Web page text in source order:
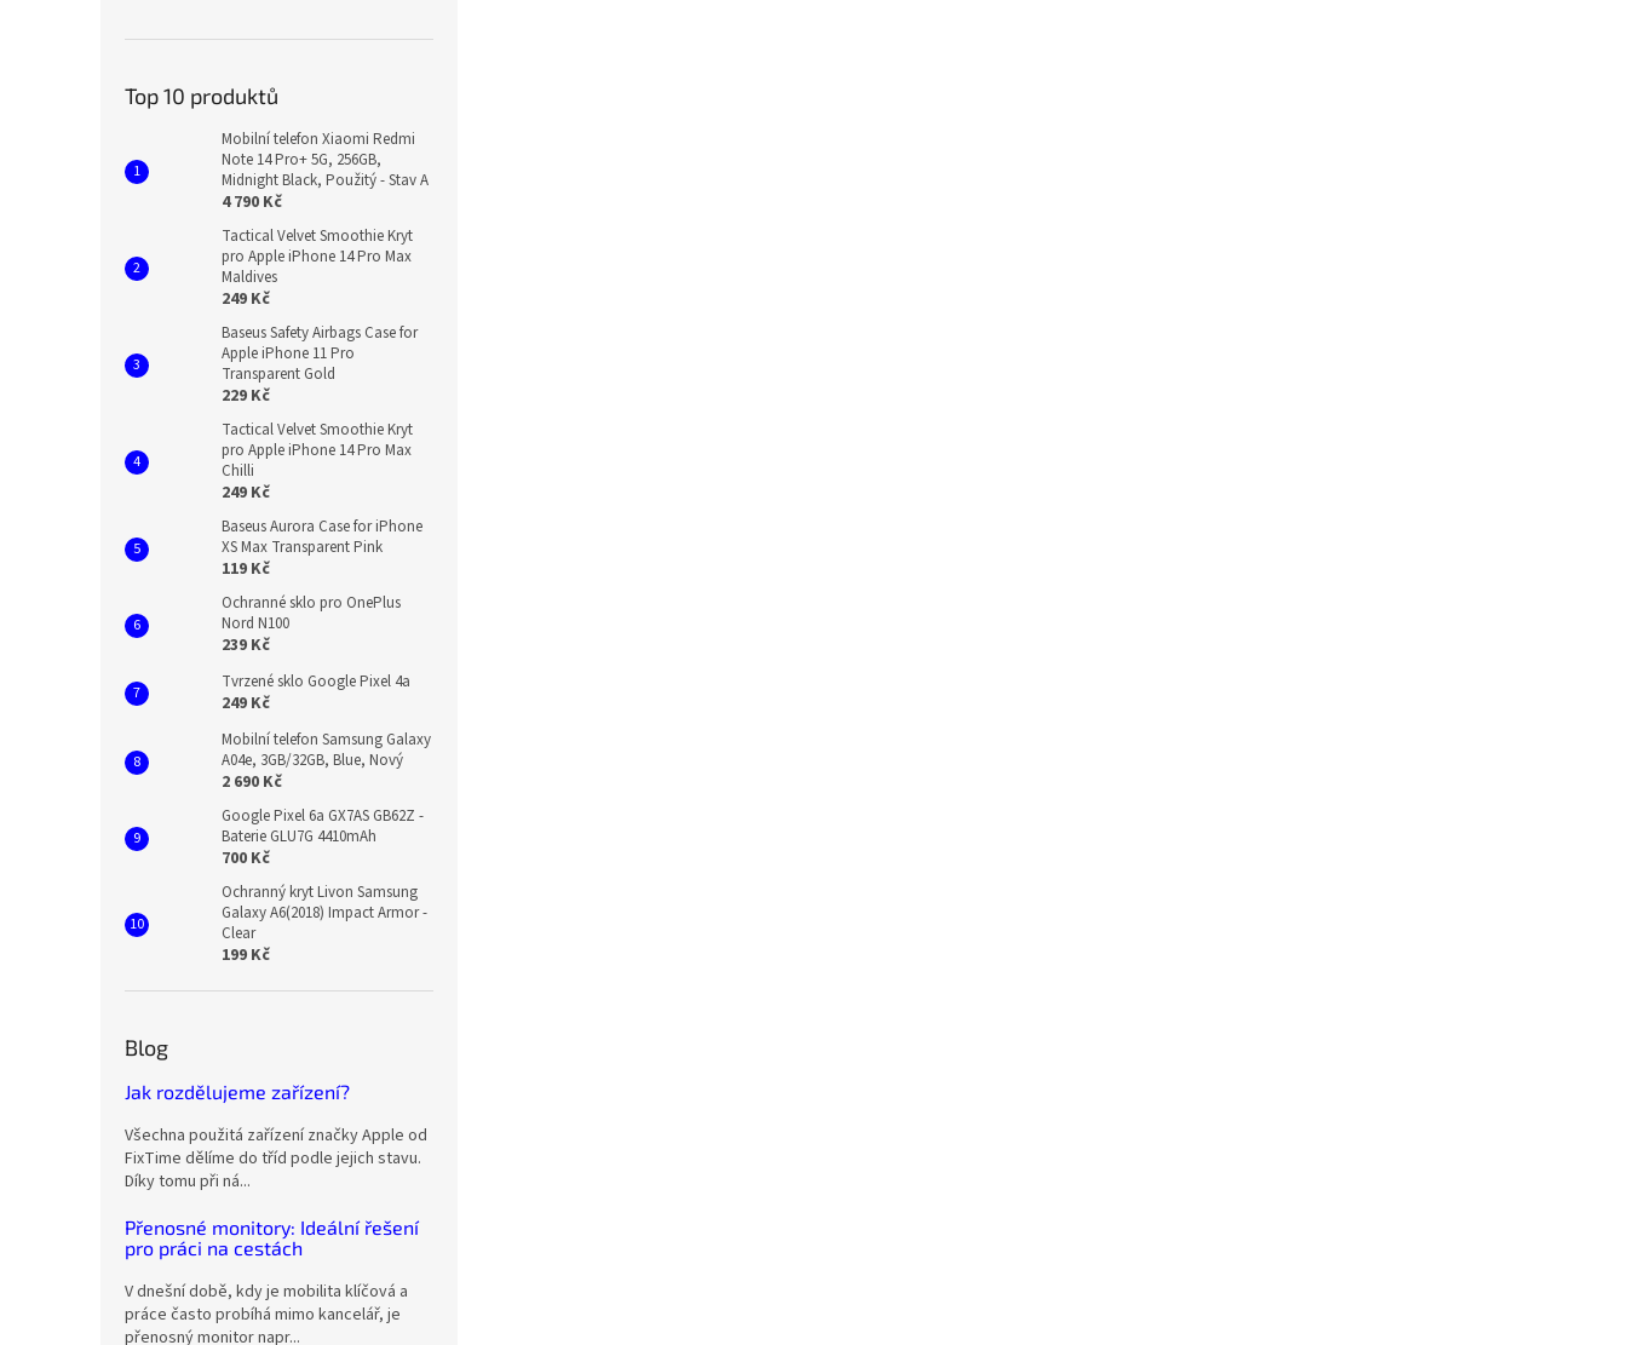
Top 10 produktů
Mobilní telefon Xiaomi Redmi
Note 14 Pro+ 5G, 256GB,
Midnight Black, Použitý - Stav A
4 790 Kč
Tactical Velvet Smoothie Kryt
pro Apple iPhone 14 Pro Max
Maldives
249 Kč
Baseus Safety Airbags Case for
Apple iPhone 11 Pro
Transparent Gold
229 Kč
Tactical Velvet Smoothie Kryt
pro Apple iPhone 14 Pro Max
Chilli
249 Kč
Baseus Aurora Case for iPhone
XS Max Transparent Pink
119 Kč
Ochranné sklo pro OnePlus
Nord N100
239 Kč
Tvrzené sklo Google Pixel 4a
249 Kč
Mobilní telefon Samsung Galaxy
A04e, 3GB/32GB, Blue, Nový
2 690 Kč
Google Pixel 6a GX7AS GB62Z -
Baterie GLU7G 4410mAh
700 Kč
Ochranný kryt Livon Samsung
Galaxy A6(2018) Impact Armor -
Clear
199 Kč
Blog
Jak rozdělujeme zařízení?
Všechna použitá zařízení značky Apple od
FixTime dělíme do tříd podle jejich stavu.
Díky tomu při ná...
Přenosné monitory: Ideální řešení
pro práci na cestách
V dnešní době, kdy je mobilita klíčová a
práce často probíhá mimo kancelář, je
přenosný monitor napr...